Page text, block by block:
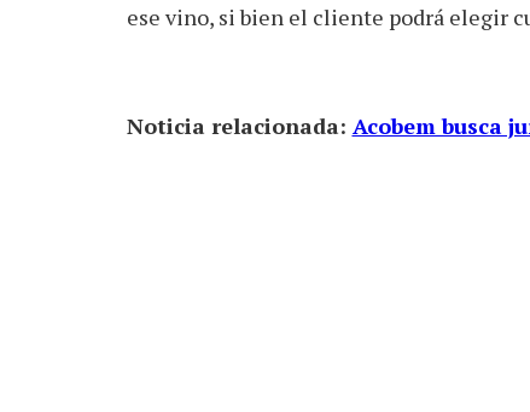
ese vino, si bien el cliente podrá elegir
Noticia relacionada: Acobem busca